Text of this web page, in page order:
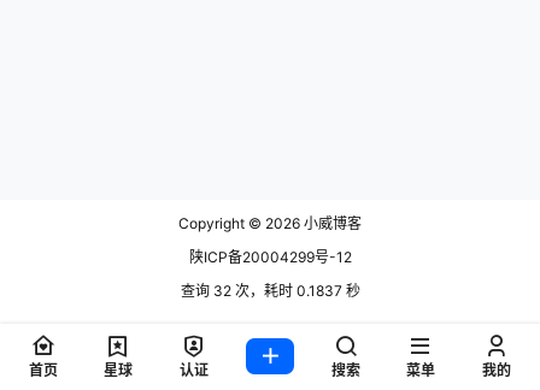
Copyright © 2026 小威博客
陕ICP备20004299号-12
查询 32 次，耗时 0.1837 秒
首页 星球 认证 搜索 菜单 我的